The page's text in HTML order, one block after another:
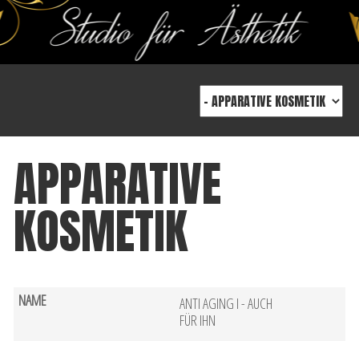
APPARATIVE
KOSMETIK
ANTI AGING I - AUCH
FÜR IHN